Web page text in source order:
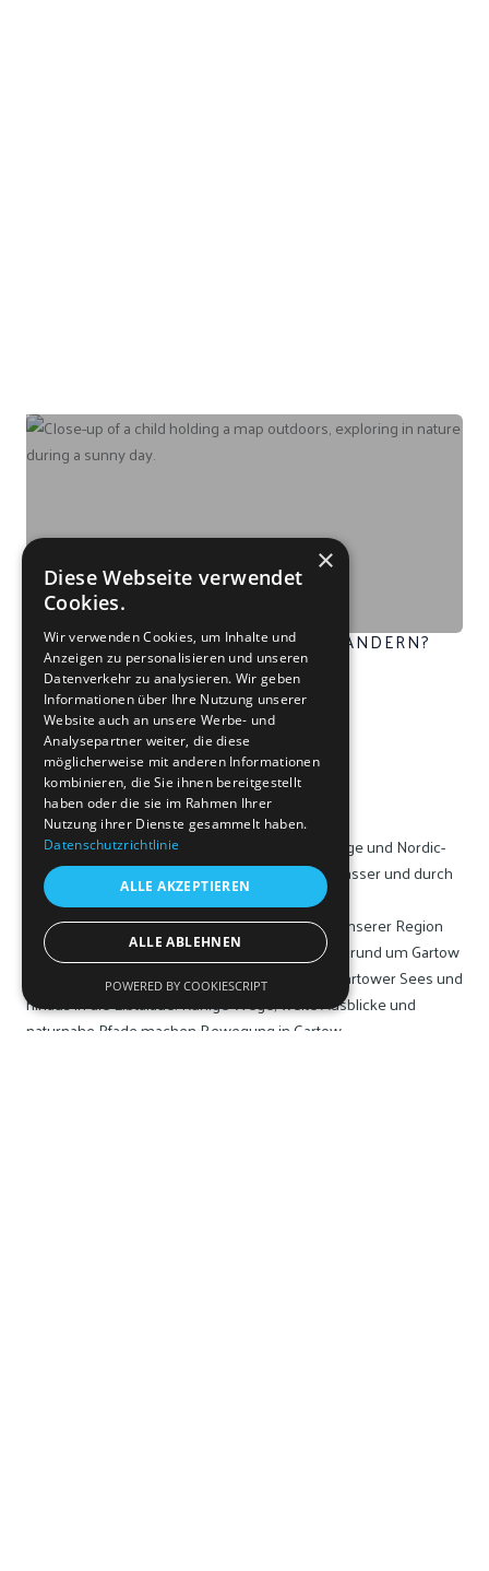
WO KANN ICH IN GARTOW GUT WANDERN?
Wanderwege in
unserer Region
In und um Gartow gibt es zahlreiche Wanderwege und Nordic-
Walking-Strecken durch Wälder, entlang von Wasser und durch
die offene Landschaft des Wendlands.
Wanderwege und Nordic-Walking-Strecken in unserer Region
Die Wanderwege und Nordic-Walking-Strecken rund um Gartow
führen durch den Gartower Forst, entlang des Gartower Sees und
hinaus in die Elbtalaue. Ruhige Wege, weite Ausblicke und
naturnahe Pfade machen Bewegung in Gartow
×
Diese Webseite verwendet
Cookies.
Wir verwenden Cookies, um Inhalte und
Anzeigen zu personalisieren und unseren
Datenverkehr zu analysieren. Wir geben
Informationen über Ihre Nutzung unserer
Website auch an unsere Werbe- und
Analysepartner weiter, die diese
möglicherweise mit anderen Informationen
kombinieren, die Sie ihnen bereitgestellt
haben oder die sie im Rahmen Ihrer
Nutzung ihrer Dienste gesammelt haben.
Datenschutzrichtlinie
ALLE AKZEPTIEREN
ALLE ABLEHNEN
POWERED BY COOKIESCRIPT